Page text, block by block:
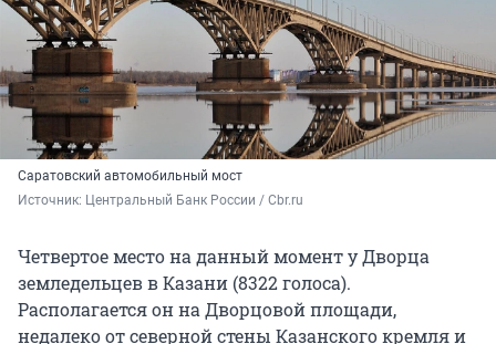
Саратовский автомобильный мост
Источник: Центральный Банк России / Cbr.ru
Четвертое место на данный момент у Дворца
земледельцев в Казани (8322 голоса).
Располагается он на Дворцовой площади,
недалеко от северной стены Казанского кремля и